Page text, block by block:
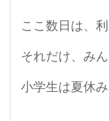
ここ数日は、
それだけ、み
小学生は夏休